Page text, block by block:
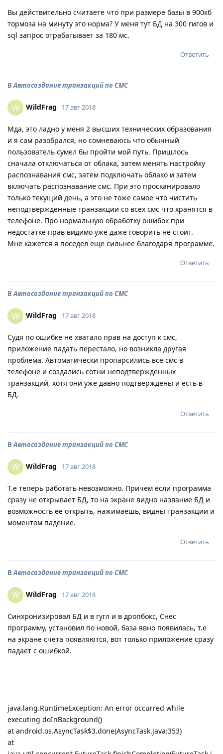
Вы действительно считаете что при размере базы в 900кб
тормоза на минуту это норма? У меня тут БД на 300 гигов и
sql запрос отрабатывает за 180 мс.
Ответить
ВАвтосоздание транзакций по СМС
W WildFrag 17 авг 2018
Мда, это ладно у меня 2 высших технических образования
и я сам разобрался, но сомневаюсь что обычный
пользователь сумел бы пройти мой путь. Пришлось
сначала отключаться от облака, затем менять настройку
распознавания смс, затем подключать облако и затем
включать распознавание смс. При это просканировало
только текущий день, а это не тоже самое что чистить
неподтвержденные транзакции со всех смс что хранятся в
телефоне. Про нормальную обработку ошибок при
недостатке прав видимо уже даже говорить не стоит.
Мне кажется я поседел еще сильнее благодаря программе.
Ответить
ВАвтосоздание транзакций по СМС
W WildFrag 17 авг 2018
Судя по ошибке не хватало прав на доступ к смс,
приложение падать перестало, но возникла другая
проблема. Автоматически пропарсились все смс в
телефоне и создались сотни неподтвержденных
транзакций, хотя они уже давно подтверждены и есть в
БД.
Ответить
ВАвтосоздание транзакций по СМС
W WildFrag 17 авг 2018
Т.е теперь работать невозможно. Причем если программа
сразу не открывает БД, то на экране видно название БД и
возможность ее открыть, нажимаешь, видны транзакции и
моментом падение.
Ответить
ВАвтосоздание транзакций по СМС
W WildFrag 17 авг 2018
Синхронизировал БД и в гугл и в дропбокс, Снес
программу, установил по новой, база явно появилась, т.е
на экране счета появляются, вот только приложение сразу
падает с ошибкой.
java.lang.RuntimeException: An error occurred while
executing doInBackground()
at android.os.AsyncTask$3.done(AsyncTask.java:353)
at